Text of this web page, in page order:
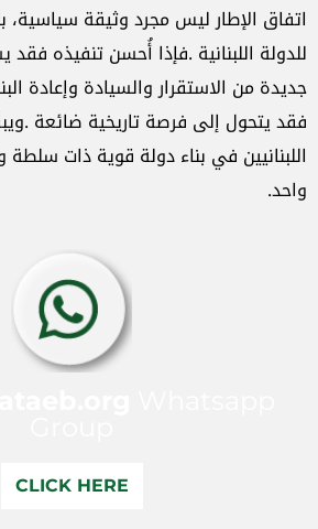
اتفاق الإطارليس مجردوثيقة سياسية،
للدولة اللبنانية .فإذا أُحسنتنفيذه فقد
جديدة من الاستقراروالسيادة وإعادة
فقديتحول إلى فرصةتاريخية ضائعة .
اللبنانيين في بناءدولة قويةذات سلطة
واحد.
CLICK HERE